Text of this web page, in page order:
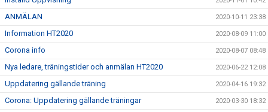
ANMÄLAN 2020-10-11 23:38
Information HT2020 2020-08-09 11:00
Corona info 2020-08-07 08:48
Nya ledare, träningstider och anmälan HT2020 2020-06-22 12:08
Uppdatering gällande träning 2020-04-16 19:32
Corona: Uppdatering gällande träningar 2020-03-30 18:32